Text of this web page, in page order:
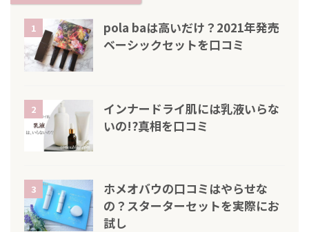
1
pola baは高いだけ？2021年発売
ベーシックセットを口コミ
2
インナードライ肌には乳液いらな
いの!?真相を口コミ
3
ホメオバウの口コミはやらせな
の？スターターセットを実際にお
試し